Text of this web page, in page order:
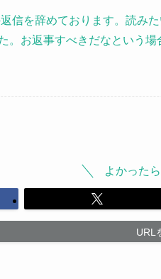
信を辞めております。読み
。お返事すべきだなという場
よかった
URL